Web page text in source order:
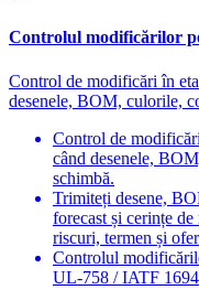
Controlul modificărilor
Control de modificări în
desenele, BOM, culorile,
Control de
când desenele,
schimbă.
Trimiteți desene,
forecast și cerințe
riscuri, termen și
Controlul
UL-758 / IATF